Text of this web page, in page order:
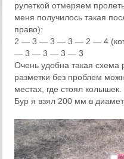
рулеткой отмеряем
меня получилось такая
право):
2 — 3 — 3 — 3 — 2 — 4
— 3 — 3 — 3 — 3
Очень удобна такая схема
разметки без проблем
местах, где стоял
Бур я взял 200 мм в